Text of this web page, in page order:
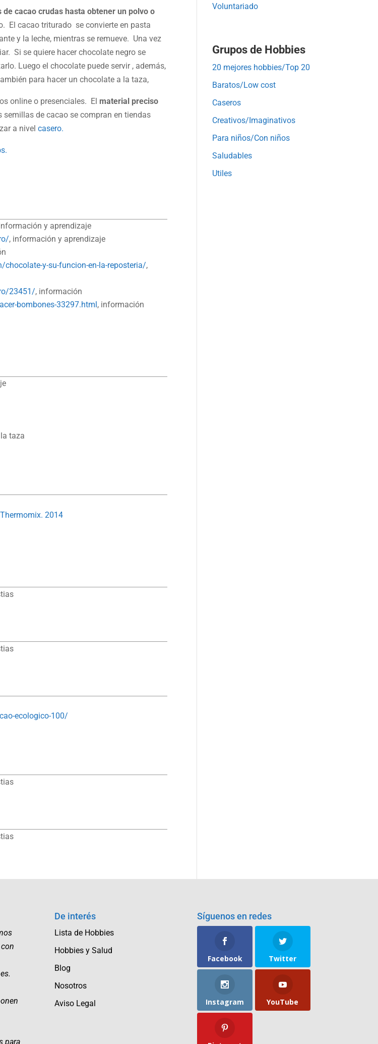
cacao crudas hasta obtener un polvo o
El cacao triturado se convierte en pasta
y la leche, mientras se remueve. Una vez
Si se quiere hacer chocolate negro se
Luego el chocolate puede servir , además,
para hacer un chocolate a la taza,
online o presenciales. El material preciso
de cacao se compran en tiendas
a nivel casero.
y aprendizaje
, información y aprendizaje
y-su-funcion-en-la-reposteria/,
23451/, información
bombones-33297.html, información
taza
2014
ecologico-100/
Voluntariado
Grupos de Hobbies
20 mejores hobbies/Top 20
Baratos/Low cost
Caseros
Creativos/Imaginativos
Para niños/Con niños
Saludables
Utiles
para
De interés
Lista de Hobbies
Hobbies y Salud
Blog
Nosotros
Aviso Legal
Síguenos en redes
Facebook Twitter
Instagram YouTube